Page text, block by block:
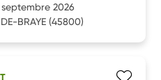
2026
BRAYE (45800)